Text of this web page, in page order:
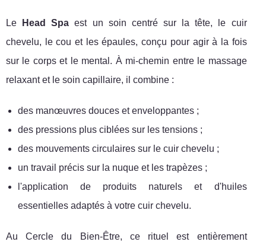
Le Head Spa est un soin centré sur la tête, le cuir
chevelu, le cou et les épaules, conçu pour agir à la fois
sur le corps et le mental. À mi-chemin entre le massage
relaxant et le soin capillaire, il combine :
des manœuvres douces et enveloppantes ;
des pressions plus ciblées sur les tensions ;
des mouvements circulaires sur le cuir chevelu ;
un travail précis sur la nuque et les trapèzes ;
l'application de produits naturels et d'huiles
essentielles adaptés à votre cuir chevelu.
Au Cercle du Bien-Être, ce rituel est entièrement